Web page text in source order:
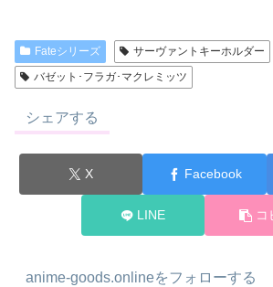
Fateシリーズ
サーヴァントキーホルダー
バゼット･フラガ･マクレミッツ
シェアする
X Facebook
LINE コ
anime-goods.onlineをフォローする